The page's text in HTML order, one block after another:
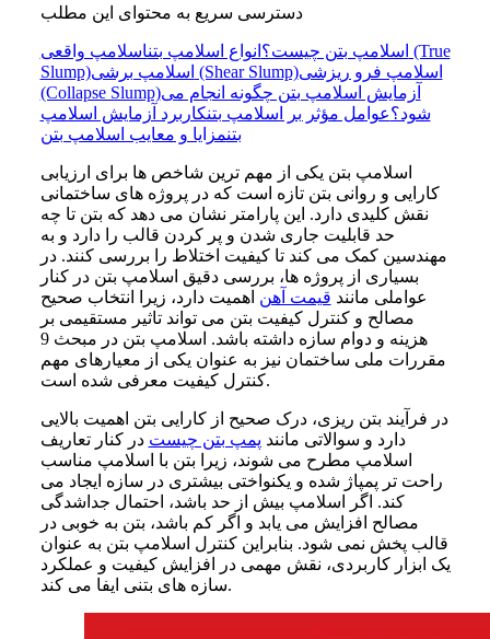
دسترسی سریع به محتوای این مطلب
اسلامپ بتن چیست؟ انواع اسلامپ بتناسلامپ واقعی (True
Slump)
اسلامپ برشی (Shear Slump)اسلامپ فرو ریزشی
(Collapse Slump)آزمایش اسلامپ بتن چگونه انجام می
شود؟عوامل مؤثر بر اسلامپ بتنکاربرد آزمایش اسلامپ
بتنمزایا و معایب اسلامپ بتن
اسلامپ بتن یکی از مهم ترین شاخص ها برای ارزیابی
کارایی و روانی بتن تازه است که در پروژه های ساختمانی
نقش کلیدی دارد. این پارامتر نشان می دهد که بتن تا چه
حد قابلیت جاری شدن و پر کردن قالب را دارد و به
مهندسین کمک می کند تا کیفیت اختلاط را بررسی کنند. در
بسیاری از پروژه ها، بررسی دقیق اسلامپ بتن در کنار
عواملی مانند قیمت آهن اهمیت دارد، زیرا انتخاب صحیح
مصالح و کنترل کیفیت بتن می تواند تاثیر مستقیمی بر
هزینه و دوام سازه داشته باشد. اسلامپ بتن در مبحث 9
مقررات ملی ساختمان نیز به عنوان یکی از معیارهای مهم
کنترل کیفیت معرفی شده است.
در فرآیند بتن ریزی، درک صحیح از کارایی بتن اهمیت بالایی
دارد و سوالاتی مانند پمپ بتن چیست در کنار تعاریف
اسلامپ مطرح می شوند، زیرا بتن با اسلامپ مناسب
راحت تر پمپاژ شده و یکنواختی بیشتری در سازه ایجاد می
کند. اگر اسلامپ بیش از حد باشد، احتمال جداشدگی
مصالح افزایش می یابد و اگر کم باشد، بتن به خوبی در
قالب پخش نمی شود. بنابراین کنترل اسلامپ بتن به عنوان
یک ابزار کاربردی، نقش مهمی در افزایش کیفیت و عملکرد
سازه های بتنی ایفا می کند.